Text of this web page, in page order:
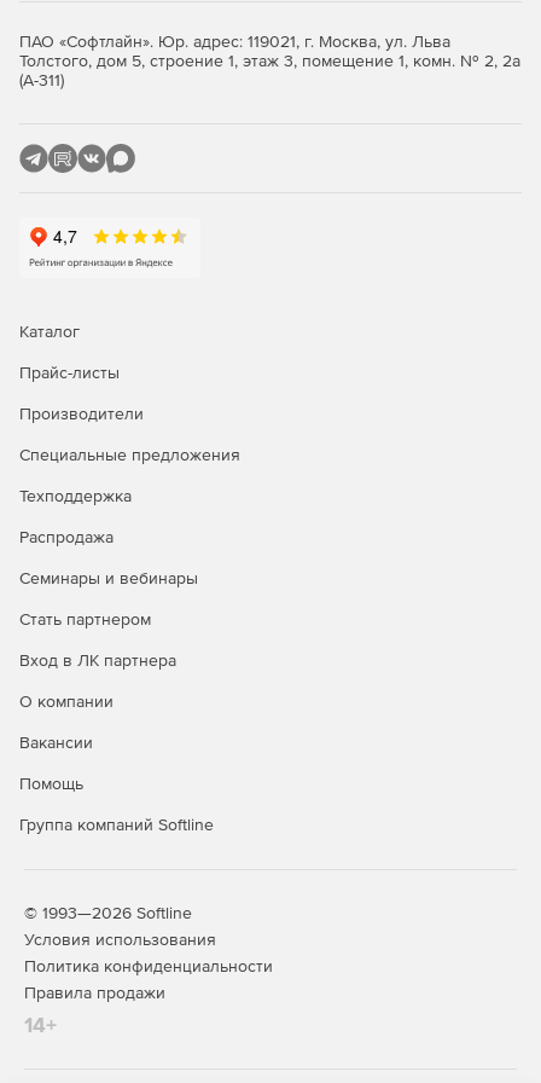
повышенными требованиями безопасности и позволяет
организовать централизованное администрирование,
контроль доступа и безопасное взаимодействие
Особенности лицензии
Лицензия OS2001X8618DIG000WS01-SO12 включает:
редакцию «Усиленный» («Воронеж»);
поддержку архитектуры x86-64;
лицензию для рабочей станции;
Использование лицензии OS2001X8618DIG000WS01-SO12
защищённости системы и своевременно получать
Архитектура и функциональные
возможности
ПАО «Софтлайн». Юр. адрес: 119021, г. Москва, ул. Льва
Толстого, дом 5, строение 1, этаж 3, помещение 1, комн. № 2, 2а
(А-311)
Каталог
Прайс-листы
Производители
Специальные предложения
Техподдержка
Распродажа
Семинары и вебинары
Стать партнером
Вход в ЛК партнера
О компании
Вакансии
Помощь
Группа компаний Softline
© 1993—2026 Softline
Условия использования
Политика конфиденциальности
Правила продажи
14+